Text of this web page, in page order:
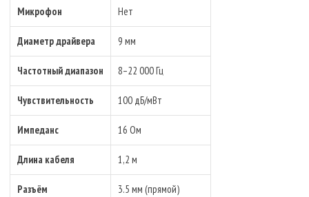
Микрофон Нет
Диаметр драйвера 9 мм
Частотный диапазон 8–22 000 Гц
Чувствительность 100 дБ/мВт
Импеданс 16 Ом
Длина кабеля 1,2 м
Разъём 3.5 мм (прямой)